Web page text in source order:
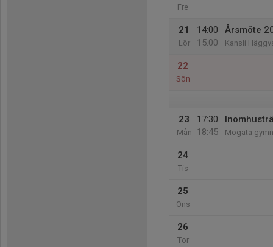
Fre
21
Lör
14:00
15:00
Årsmöte
Kansli
22
Sön
23
Mån
17:30
18:45
Mogata
24
Tis
25
Ons
26
Tor